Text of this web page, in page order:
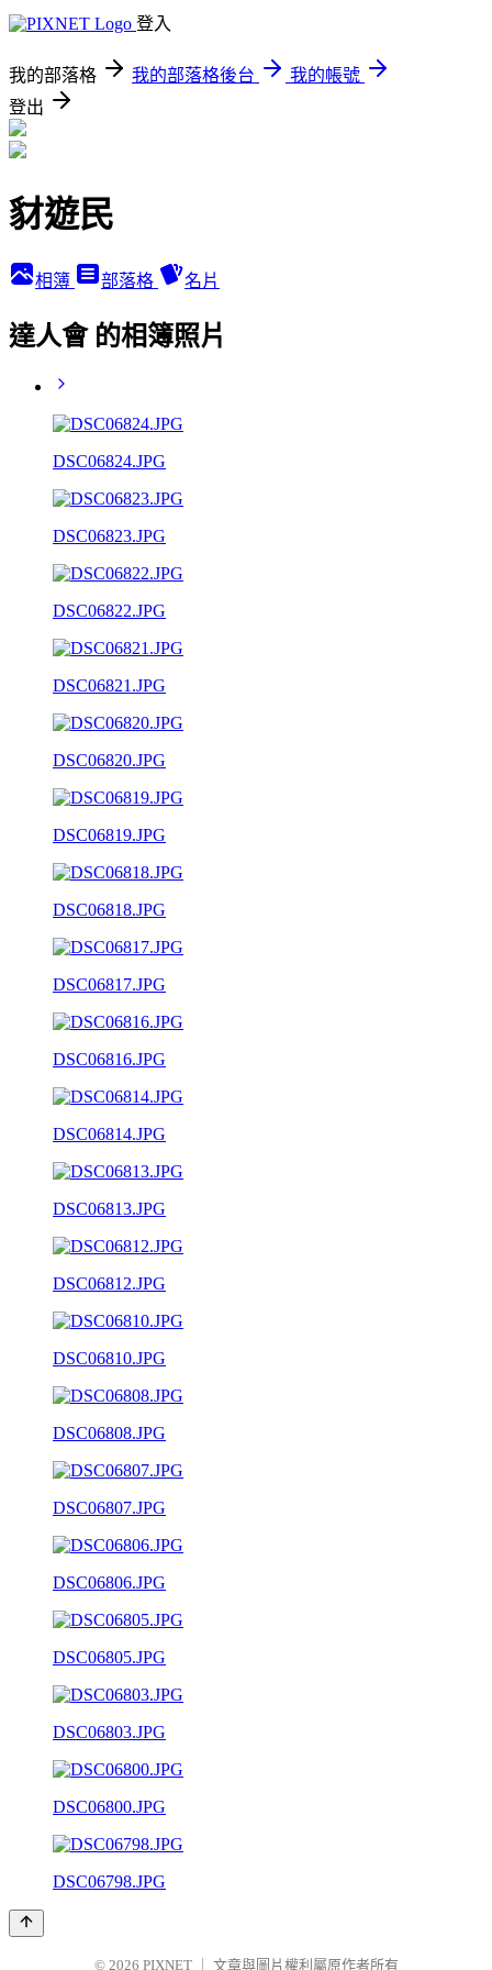
登入
我的部落格 我的部落格後台
我的帳號
登出
豺遊民
相簿 部落格 名片
達人會 的相簿照片
DSC06824.JPG
DSC06823.JPG
DSC06822.JPG
DSC06821.JPG
DSC06820.JPG
DSC06819.JPG
DSC06818.JPG
DSC06817.JPG
DSC06816.JPG
DSC06814.JPG
DSC06813.JPG
DSC06812.JPG
DSC06810.JPG
DSC06808.JPG
DSC06807.JPG
DSC06806.JPG
DSC06805.JPG
DSC06803.JPG
DSC06800.JPG
DSC06798.JPG
© 2026 PIXNET 文章與圖片權利屬原作者所有